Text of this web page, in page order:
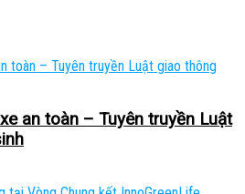
an toàn – Tuyên truyền Luật